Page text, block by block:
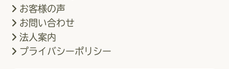
お客様の声
お問い合わせ
法人案内
プライバシーポリシー